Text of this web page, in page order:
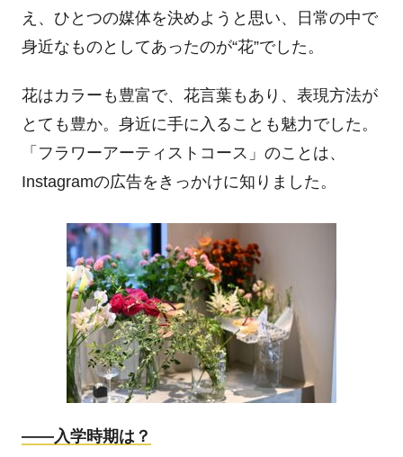
え、ひとつの媒体を決めようと思い、日常の中で
身近なものとしてあったのが“花”でした。
花はカラーも豊富で、花言葉もあり、表現方法が
とても豊か。身近に手に入ることも魅力でした。
「フラワーアーティストコース」のことは、
Instagramの広告をきっかけに知りました。
――入学時期は？